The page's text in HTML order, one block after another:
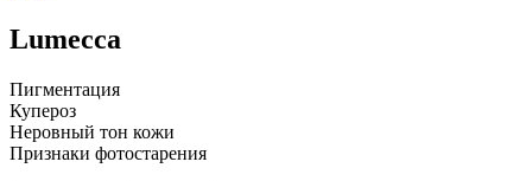
Lumecca
Пигментация
Купероз
Неровный тон кожи
Признаки фотостарения